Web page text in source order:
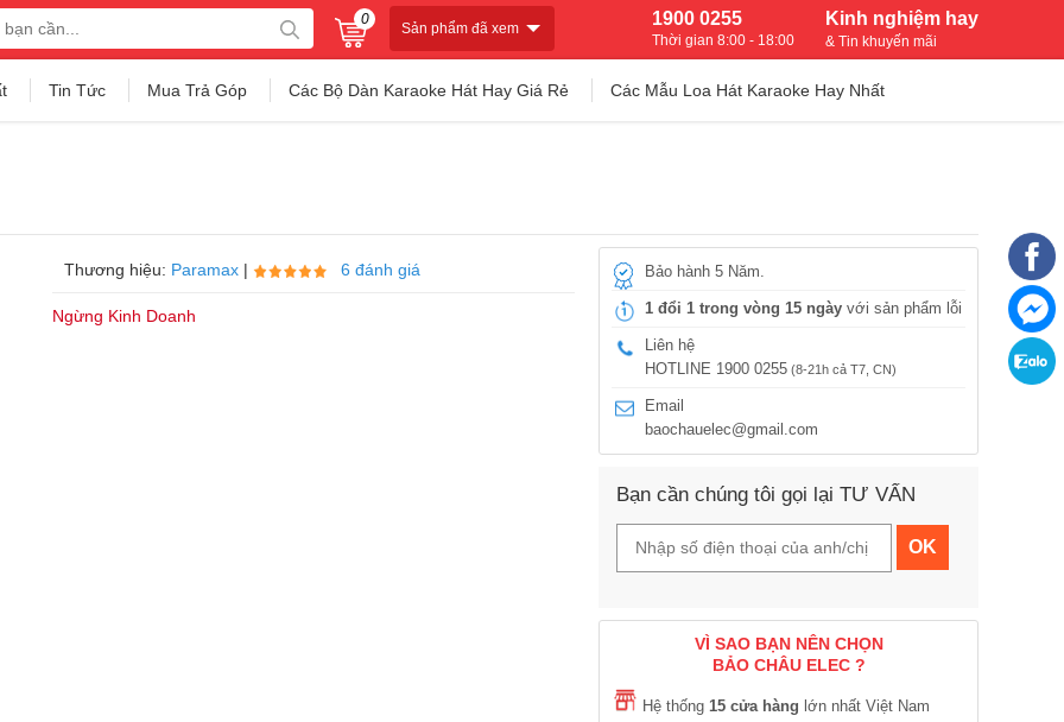
0
Sản phẩm đã xem Kinh nghiệm hay
& Tin khuyến mãi
1900 0255
Thời gian 8:00 - 18:00
Tin Tức Mua Trả Góp Các Bộ Dàn Karaoke Hát Hay Giá Rẻ Các Mẫu Loa Hát Karaoke Hay Nhất
Thương hiệu: Paramax | 6 đánh giá
Ngừng Kinh Doanh
Bảo hành 5 Năm.
1 đổi 1 trong vòng 15 ngày với sản phẩm lỗi
Liên hệ
HOTLINE 1900 0255 (8-21h cả T7, CN)
Email
baochauelec@gmail.com
Bạn cần chúng tôi gọi lại TƯ VẤN
OK
VÌ SAO BẠN NÊN CHỌN
BẢO CHÂU ELEC ?
Hệ thống 15 cửa hàng lớn nhất Việt Nam